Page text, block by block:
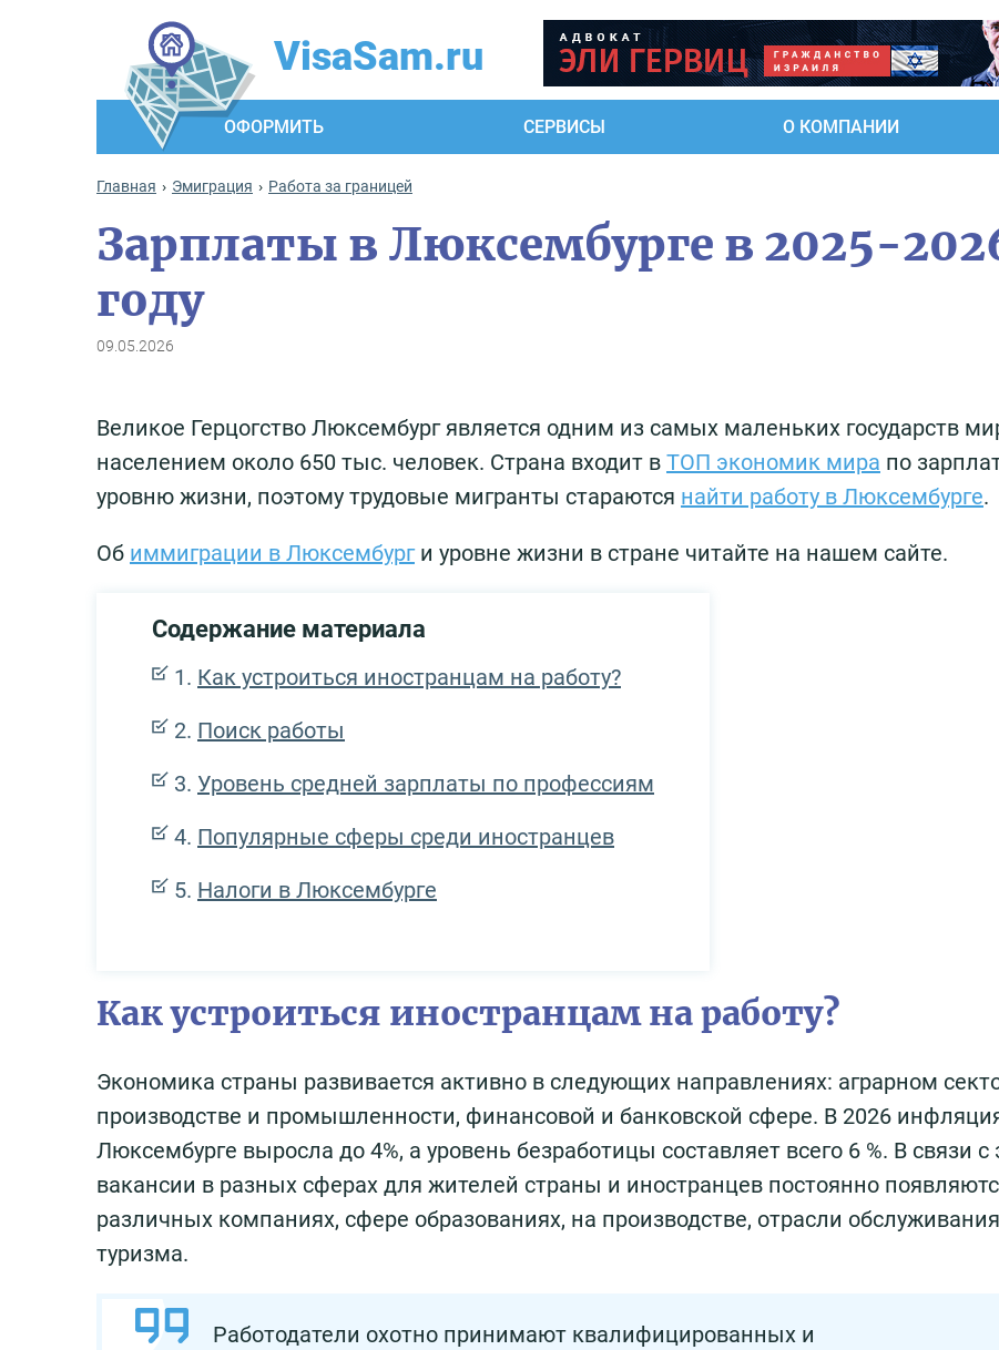
VisaSam.ru
ОФОРМИТЬ СЕРВИСЫ О КОМПАНИИ
Главная Эмиграция Работа за границей
Зарплаты в Люксембурге в 2025-
году
09.05.2026
Великое Герцогство Люксембург является одним из самых маленьких государств
населением около 650 тыс. человек. Страна входит в ТОП экономик мира по
уровню жизни, поэтому трудовые мигранты стараются найти работу в Люксембурге.
Об иммиграции в Люксембурги уровне жизни в стране читайте на нашем сайте.
Содержание материала
Как устроиться иностранцам на работу?
Поиск работы
Уровень средней зарплаты по профессиям
Популярные сферы среди иностранцев
Налоги в Люксембурге
Как устроиться иностранцам на работу?
Экономика страны развивается активно в следующих направлениях: аграрном
производстве и промышленности, финансовой и банковской сфере. В 2026
Люксембурге выросла до 4%, а уровень безработицы составляет всего 6 %. В связи с
вакансии в разных сферах для жителей страны и иностранцев постоянно
различных компаниях, сфере образованиях, на производстве, отрасли
туризма.
Работодатели охотно принимают квалифицированных и